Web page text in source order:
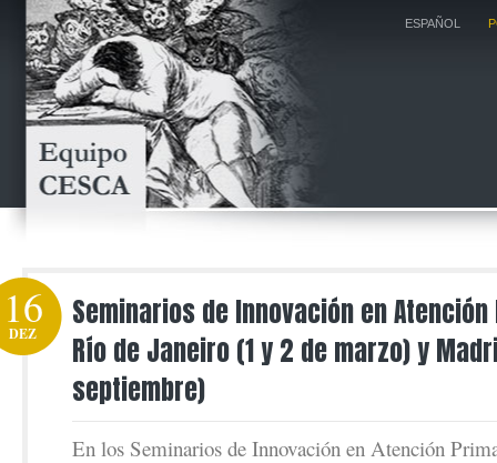
ESPAÑOL
Seminarios de Innovación en
Río de Janeiro (1 y 2 de marzo) y
septiembre)
16
DEZ
En los Seminarios de Innovación en Atención